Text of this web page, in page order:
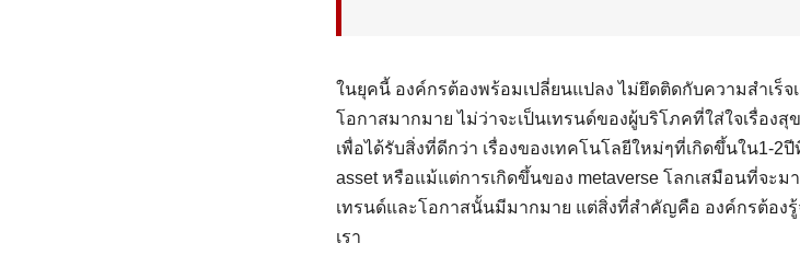
ในยุคนี้ องค์กรต้องพร้อมเปลี่ยนแปลง ไม่ยึดติดกับความสำเร็จ
โอกาสมากมาย ไม่ว่าจะเป็นเทรนด์ของผู้บริโภคที่ใส่ใจเรื่อง
เพื่อได้รับสิ่งที่ดีกว่า เรื่องของเทคโนโลยีใหม่ๆที่เกิดขึ้นใน1-2ปี
asset หรือแม้แต่การเกิดขึ้นของ metaverse โลกเสมือนที่จะ
เทรนด์และโอกาสนั้นมีมากมาย แต่สิ่งที่สำคัญคือ องค์กรต้อง
เรา